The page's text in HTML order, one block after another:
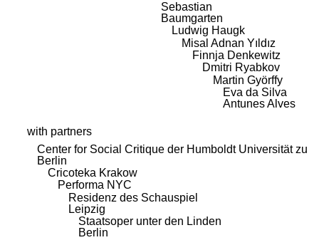
Sebastian
Baumgarten
Ludwig Haugk
Misal Adnan Yıldız
Finnja Denkewitz
Dmitri Ryabkov
Martin Györffy
Eva da Silva
Antunes Alves
with partners
Center for Social Critique der Humboldt Universität zu
Berlin
Cricoteka Krakow
Performa NYC
Residenz des Schauspiel
Leipzig
Staatsoper unter den Linden
Berlin